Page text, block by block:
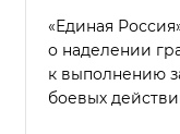
«Единая
о наделении
к выполнению
боевых